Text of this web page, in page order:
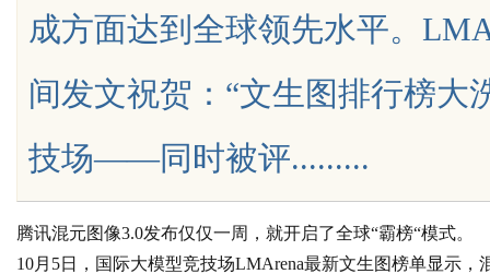
成方面达到全球领先水平。
间发文祝贺：“文生图排行榜大
技场——同时被评.........
腾讯混元图像3.0发布仅仅一周，就开启了全球“霸榜“模式。
10月5日，国际大模型竞技场LMArena最新文生图榜单显示